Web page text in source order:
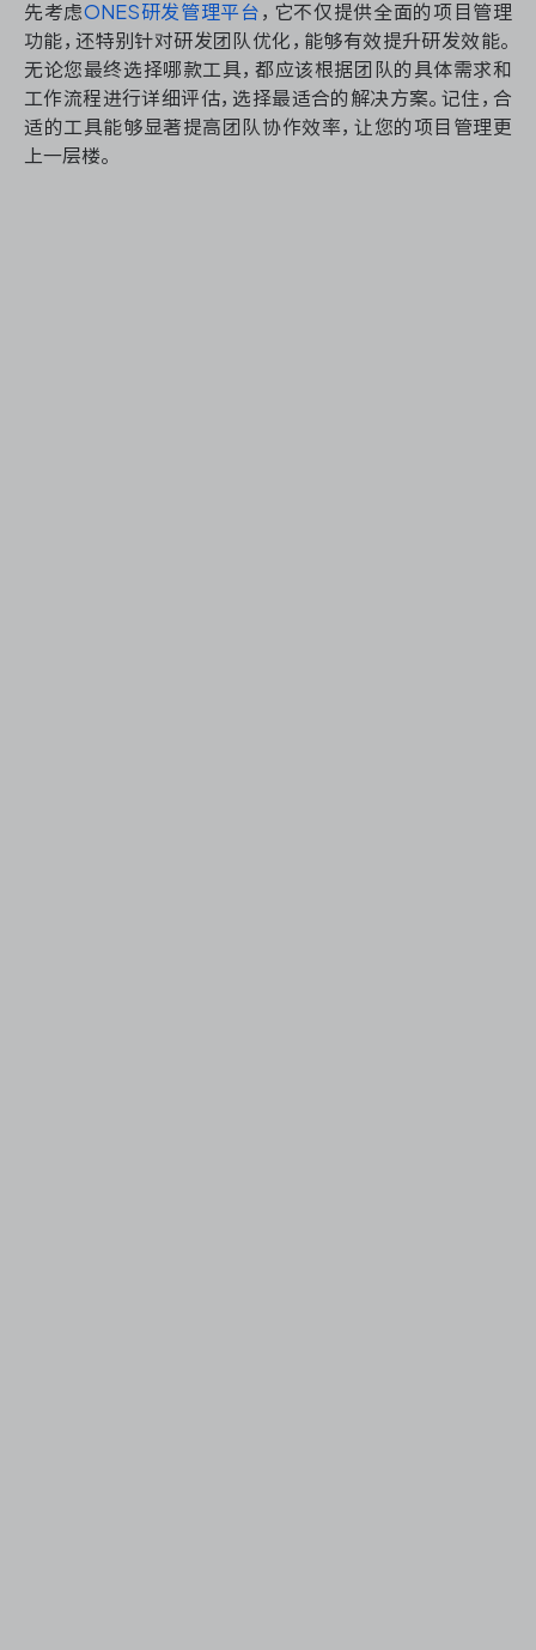
先考虑ONES研发管理平台 ，它不仅提供全面的项目管理
功能，还特别针对研发团队优化，能够有效提升研发效能。
无论您最终选择哪款工具，都应该根据团队的具体需求和
工作流程进行详细评估，选择最适合的解决方案。记住，合
适的工具能够显著提高团队协作效率，让您的项目管理更
上一层楼。